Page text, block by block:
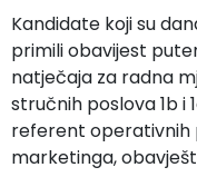
Kandidate koji su
primili obavijest
natječaja za radna
stručnih poslova 1b i
referent operativnih
marketinga,